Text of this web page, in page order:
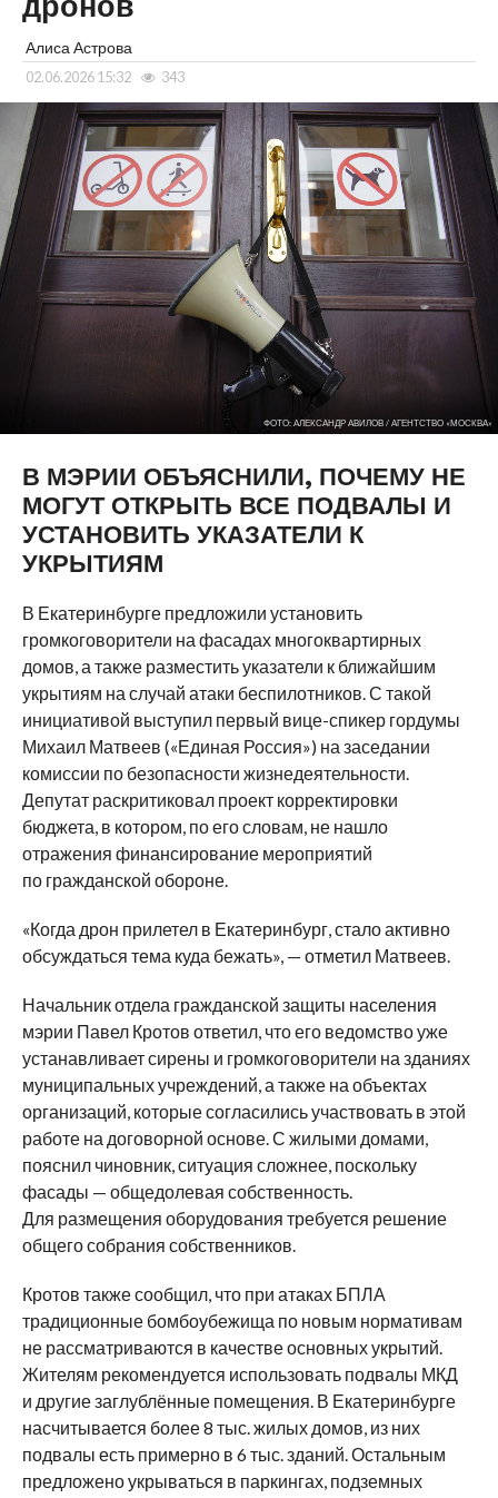
Алиса Астрова
02.06.2026 15:32 343
ФОТО: АЛЕКСАНДР АВИЛОВ / АГЕНТСТВО «МОСКВА»
В МЭРИИ ОБЪЯСНИЛИ, ПОЧЕМУ НЕ
МОГУТ ОТКРЫТЬ ВСЕ ПОДВАЛЫ И
УСТАНОВИТЬ УКАЗАТЕЛИ К
УКРЫТИЯМ
В Екатеринбурге предложили установить
громкоговорители на фасадах многоквартирных
домов, а также разместить указатели к ближайшим
укрытиям на случай атаки беспилотников. С такой
инициативой выступил первый вице-спикер гордумы
Михаил Матвеев («Единая Россия») на заседании
комиссии по безопасности жизнедеятельности.
Депутат раскритиковал проект корректировки
бюджета, в котором, по его словам, не нашло
отражения финансирование мероприятий
по гражданской обороне.
«Когда дрон прилетел в Екатеринбург, стало активно
обсуждаться тема куда бежать», — отметил Матвеев.
Начальник отдела гражданской защиты населения
мэрии Павел Кротов ответил, что его ведомство уже
устанавливает сирены и громкоговорители на зданиях
муниципальных учреждений, а также на объектах
организаций, которые согласились участвовать в этой
работе на договорной основе. С жилыми домами,
пояснил чиновник, ситуация сложнее, поскольку
фасады — общедолевая собственность.
Для размещения оборудования требуется решение
общего собрания собственников.
Кротов также сообщил, что при атаках БПЛА
традиционные бомбоубежища по новым нормативам
не рассматриваются в качестве основных укрытий.
Жителям рекомендуется использовать подвалы МКД
и другие заглублённые помещения. В Екатеринбурге
насчитывается более 8 тыс. жилых домов, из них
подвалы есть примерно в 6 тыс. зданий. Остальным
предложено укрываться в паркингах, подземных